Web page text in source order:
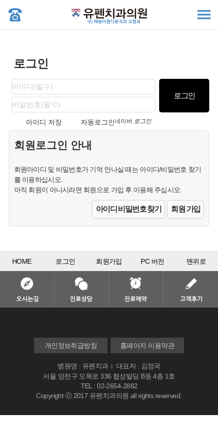
로그인
아이디 저장 자동로그인네이버 로그인
회원로그인 안내
회원아이디 및 비밀번호가 기억 안나실 때는 아이디/비밀번호 찾기
를 이용하십시오.
아직 회원이 아니시라면 회원으로 가입 후 이용해 주십시오.
아이디 비밀번호 찾기 회원 가입
HOME 로그인 회원가입 PC 버전 맨위로
개인정보취급방침 홈페이지 이용약관
병원명 : 유펜치과 I
대표자 : 김정국
서울 양천구 오목로 336 협성빌딩 B동 4층 1호
TEL : 02-2654-2882
Copyright ⓒ 2017 유펜치과의원 all rights reserved.